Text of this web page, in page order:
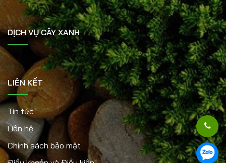
DỊCH VỤ CÂY XANH
LIÊN KẾT
Tin tức
Liên hệ
Chính sách bảo mật